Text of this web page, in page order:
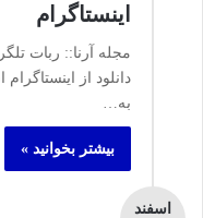
اینستاگرام
مجله آرنا:: ربات
دانلود از
به…
بیشتر بخوانید »
اسفند